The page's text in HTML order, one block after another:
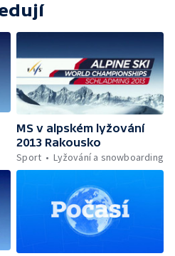
MS v alpském lyžování
2013 Rakousko
Sport
Lyžování a snowboarding